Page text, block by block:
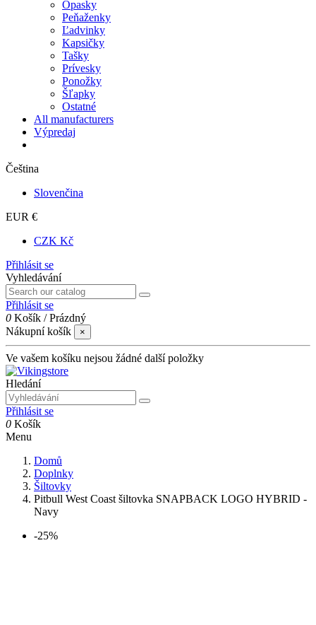
Opasky
Peňaženky
Ľadvinky
Kapsičky
Tašky
Prívesky
Ponožky
Šľapky
Ostatné
All manufacturers
Výpredaj
Čeština
Slovenčina
EUR €
CZK Kč
Přihlásit se
Vyhledávání
Přihlásit se
0 Košík /Prázdný
Nákupní košík
×
Ve vašem košíku nejsou žádné další položky
Hledání
Přihlásit se
0 Košík
Menu
Domů
Doplnky
Šiltovky
Pitbull West Coast šiltovka SNAPBACK LOGO HYBRID -
Navy
-25%